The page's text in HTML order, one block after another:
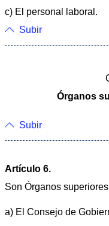
c) El personal laboral.
Subir
Órganos
Subir
Artículo 6.
Son Órganos
a) El Consejo de